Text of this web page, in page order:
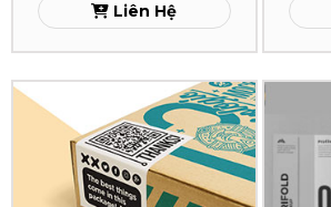
Liên Hệ
In
Nhãn
Decal
Tờ
Rơi